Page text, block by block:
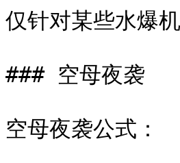
仅针对某些水爆
### 空母夜袭
空母夜袭公式：